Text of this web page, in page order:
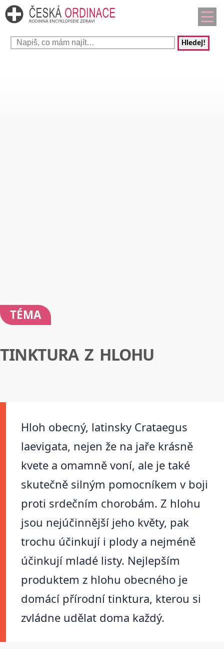
Hledej!
TÉMA
TINKTURA Z HLOHU
Hloh obecný, latinsky Crataegus
laevigata, nejen že na jaře krásně
kvete a omamně voní, ale je také
skutečně silným pomocníkem v boji
proti srdečním chorobám. Z hlohu
jsou nejúčinnější jeho květy, pak
trochu účinkují i plody a nejméně
účinkují mladé listy. Nejlepším
produktem z hlohu obecného je
domácí přírodní tinktura, kterou si
zvládne udělat doma každý.